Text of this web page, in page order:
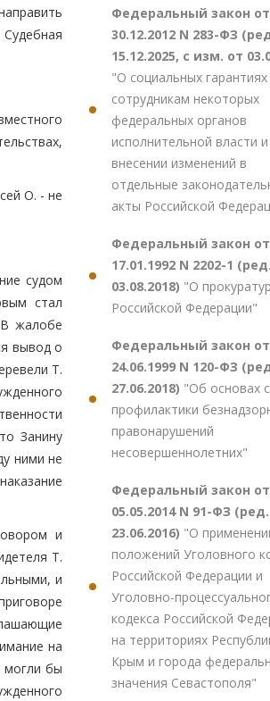
О. - не
судом
стал
В жалобе
вывод о
Т.
Занину
ними не
и
Т.
и
на
могли бы
Федеральный закон от
30.12.2012 N 283-ФЗ
15.12.2025, с изм. от
"О социальных гарантиях
сотрудникам некоторых
федеральных органов
исполнительной власти и
внесении изменений в
отдельные
акты Российской
Федеральный закон от
17.01.1992 N 2202-1
03.08.2018) "О
Российской Федерации"
Федеральный закон от
24.06.1999 N 120-ФЗ
27.06.2018) "Об основах
профилактики
правонарушений
несовершеннолетних"
Федеральный закон от
05.05.2014 N 91-ФЗ
23.06.2016) "О
положений Уголовного
Российской Федерации и
Уголовно-
кодекса Российской
на территориях
Крым и города
значения Севастополя"